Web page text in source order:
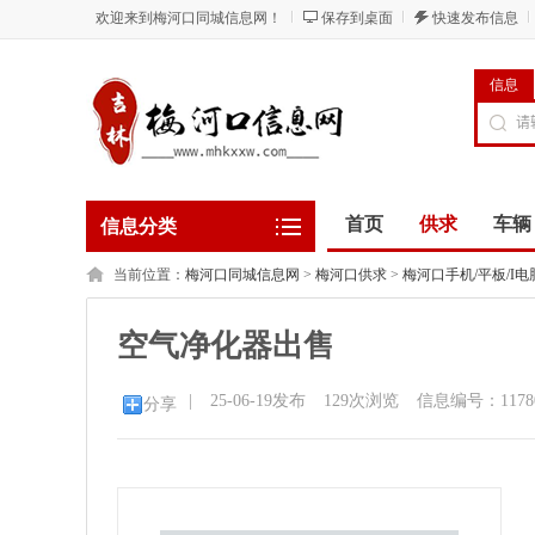
欢迎来到梅河口同城信息网！ 保存到桌面 快速发布信息
信息
信息分类 首页 供求 车辆
当前位置： 梅河口同城信息网 > 梅河口供求 > 梅河口手机/平板/I电
空气净化器出售
分享 25-06-19发布 129次浏览 信息编号：